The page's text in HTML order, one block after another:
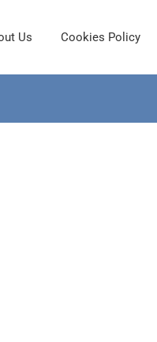
Us Cookies Policy